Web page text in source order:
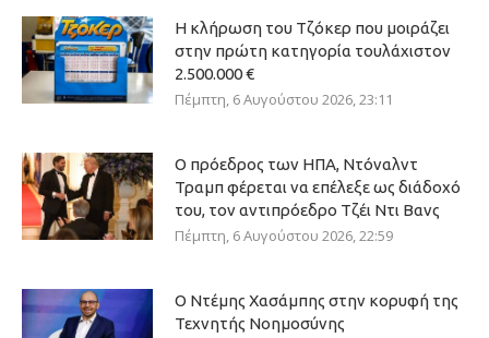
Η κλήρωση του Τζόκερ που μοιράζει
στην πρώτη κατηγορία τουλάχιστον
2.500.000 €
Πέμπτη, 6 Αυγούστου 2026, 23:11
Ο πρόεδρος των ΗΠΑ, Ντόναλντ
Τραμπ φέρεται να επέλεξε ως διάδοχό
του, τον αντιπρόεδρο Τζέι Ντι Βανς
Πέμπτη, 6 Αυγούστου 2026, 22:59
Ο Ντέμης Χασάμπης στην κορυφή της
Τεχνητής Νοημοσύνης